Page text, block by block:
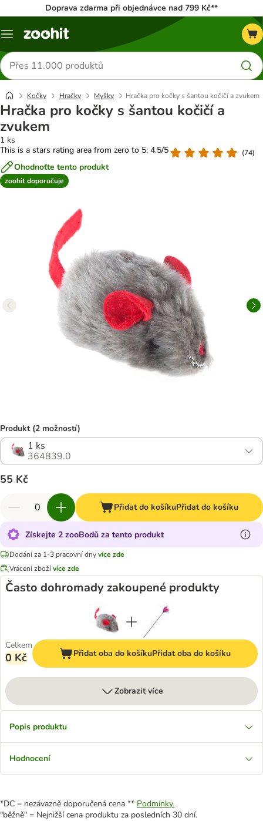
Doprava zdarma při objednávce nad 799 Kč**
Menu
Hledat
produkty
Kočky Hračky Myšky Hračka pro kočky s šantou kočičí a zvukem
Hračka pro kočky s šantou kočičí a
zvukem
1 ks
This is a stars rating area from zero to 5: 4.5/5
(74)
Ohodnoťte tento produkt
zoohit doporučuje
Produkt (2 možností)
1 ks
364839.0
55 Kč
Přidat do košíkuPřidat do košíku
Získejte 2 zooBodů za tento produkt
Dodání za 1-3 pracovní dnyvíce zde
Vrácení zbožívíce zde
Často dohromady zakoupené produkty
Celkem
0 Kč Přidat oba do košíkuPřidat oba do košíku
Zobrazit více
Popis produktu
Hodnocení
*DC = nezávazně doporučená cena ** Podmínky.
"běžně" = Nejnižší cena produktu za posledních 30 dní.